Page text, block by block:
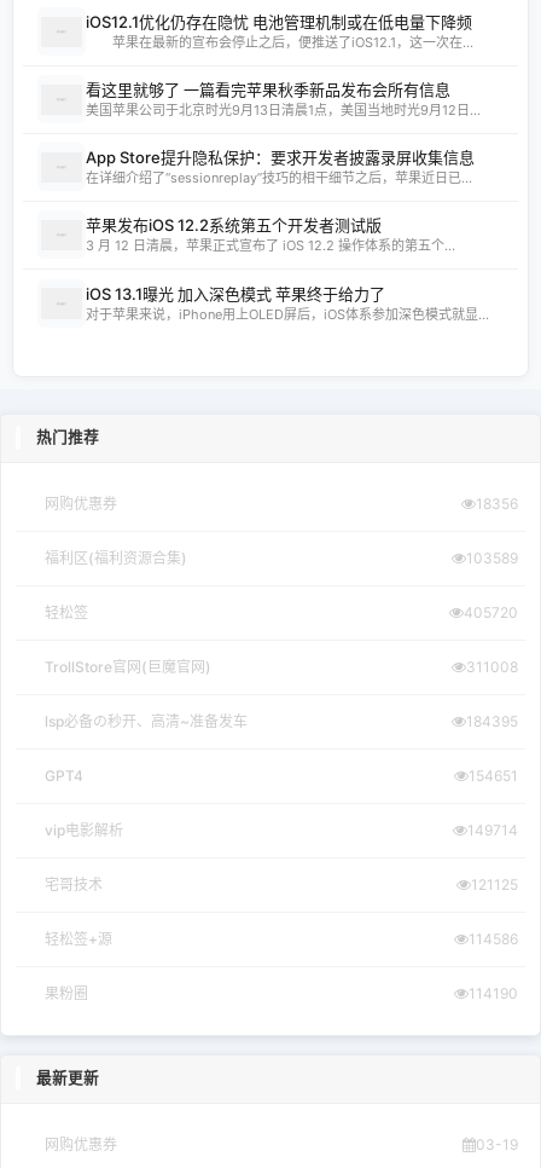
iOS12.1优化仍存在隐忧 电池管理机制或在低电量下降频
苹果在最新的宣布会停止之后，便推送了iOS12.1，这一次在...
看这里就够了 一篇看完苹果秋季新品发布会所有信息
美国苹果公司于北京时光9月13日清晨1点，美国当地时光9月12日...
App Store提升隐私保护：要求开发者披露录屏收集信息
在详细介绍了“sessionreplay”技巧的相干细节之后，苹果近日已...
苹果发布iOS 12.2系统第五个开发者测试版
3 月 12 日清晨，苹果正式宣布了 iOS 12.2 操作体系的第五个...
iOS 13.1曝光 加入深色模式 苹果终于给力了
对于苹果来说，iPhone用上OLED屏后，iOS体系参加深色模式就显...
热门推荐
网购优惠券 18356
福利区(福利资源合集) 103589
轻松签 405720
TrollStore官网(巨魔官网) 311008
lsp必备の秒开、高清~准备发车 184395
GPT4 154651
vip电影解析 149714
宅哥技术 121125
轻松签+源 114586
果粉圈 114190
最新更新
网购优惠券 03-19